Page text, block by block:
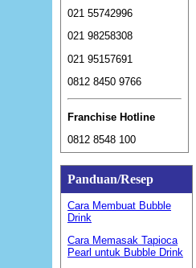
021 55742996
021 98258308
021 95157691
0812 8450 9766
Franchise Hotline
0812 8548 100
Panduan/Resep
Cara Membuat Bubble
Drink
Cara Memasak Tapioca
Pearl untuk Bubble Drink